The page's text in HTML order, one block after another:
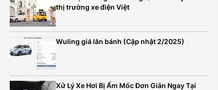
thị trường xe điện Việt
Wuling giá lăn bánh (Cập nhật 2/2025)
Xử Lý Xe Hơi Bị Ẩm Mốc Đơn Giản Ngay Tại